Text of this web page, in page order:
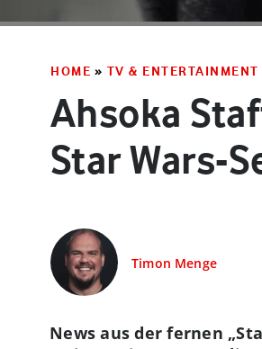
HOME » TV & ENTERTAINMENT
Ahsoka
Star Wars-
Timon Menge
News aus der fernen